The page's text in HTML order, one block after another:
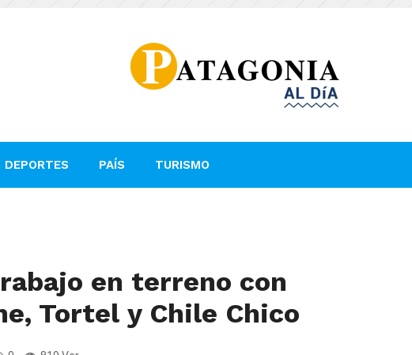
DEPORTES PAÍS TURISMO
en terreno con
Tortel y Chile Chico